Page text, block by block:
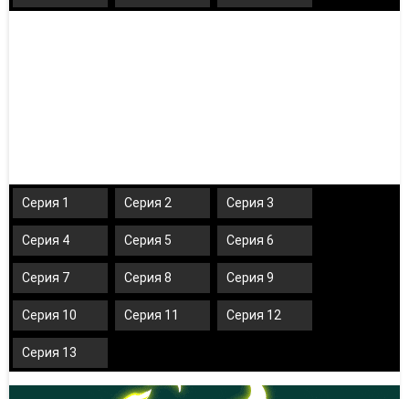
Серия 1 Серия 2 Серия 3
Серия 4 Серия 5 Серия 6
Серия 7 Серия 8 Серия 9
Серия 10 Серия 11 Серия 12
Серия 13